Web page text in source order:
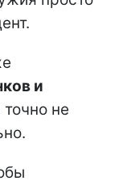
и
не